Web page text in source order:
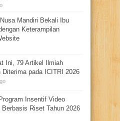
Mandiri Bekali Ibu
Keterampilan
Ini, 79 Artikel Ilmiah
Diterima pada ICITRI 2026
Insentif Video
Riset Tahun 2026